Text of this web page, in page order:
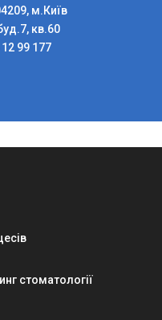
м.Київ
кв.60
99 177
стоматології